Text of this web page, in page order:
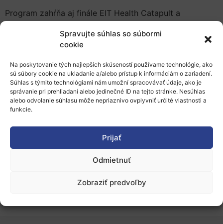
Spravujte súhlas so súbormi
cookie
Na poskytovanie tých najlepších skúseností používame technológie, ako
sú súbory cookie na ukladanie a/alebo prístup k informáciám o zariadení.
Súhlas s týmito technológiami nám umožní spracovávať údaje, ako je
správanie pri prehliadaní alebo jedinečné ID na tejto stránke. Nesúhlas
alebo odvolanie súhlasu môže nepriaznivo ovplyvniť určité vlastnosti a
funkcie.
Prijať
Odmietnuť
Zobraziť predvoľby
Program zahŕňa aj finále EIT Health Catapult a
uznávaných zdravotníckych expertov a investorov
vyberie najzaujímavejšie a najsľubnejšie začínajúce
podniky v oblasti medicíny, biotechnológie a digitálneho
zdravia.
Registráciajeotvorenáa ďalšie podrobnosti týkajúce
sa programu nájdete zverejnené na stránkepodujatia
Zdroj: EIT Health, 08.03.2022, mob